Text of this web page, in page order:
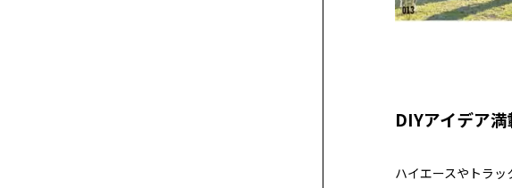
DIYアイデア
ハイエースやトラ